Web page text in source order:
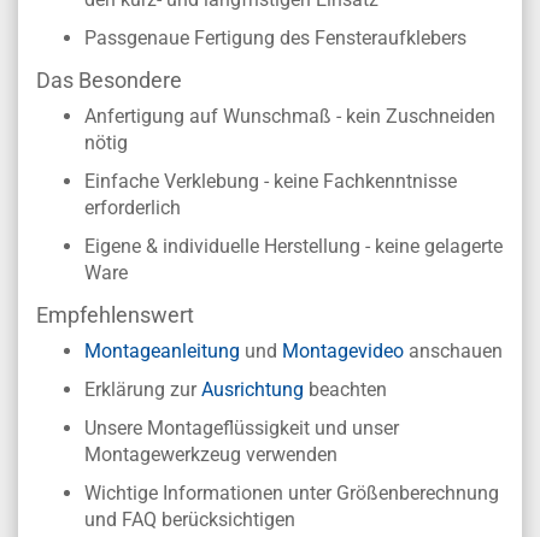
Passgenaue Fertigung des Fensteraufklebers
Das Besondere
Anfertigung auf Wunschmaß - kein Zuschneiden
nötig
Einfache Verklebung - keine Fachkenntnisse
erforderlich
Eigene & individuelle Herstellung - keine gelagerte
Ware
Empfehlenswert
Montageanleitung und Montagevideo anschauen
Erklärung zurAusrichtung beachten
Unsere Montageflüssigkeit und unser
Montagewerkzeug verwenden
Wichtige Informationen unter Größenberechnung
und FAQ berücksichtigen